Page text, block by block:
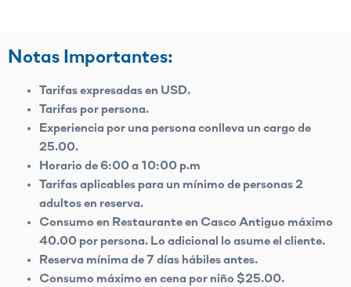
Notas Importantes:
Tarifas expresadas en USD.
Tarifas por persona.
Experiencia por una persona conlleva un cargo de
25.00.
Horario de 6:00 a 10:00 p.m
Tarifas aplicables para un mínimo de personas 2
adultos en reserva.
Consumo en Restaurante en Casco Antiguo máximo
40.00 por persona. Lo adicional lo asume el cliente.
Reserva mínima de 7 días hábiles antes.
Consumo máximo en cena por niño $25.00.